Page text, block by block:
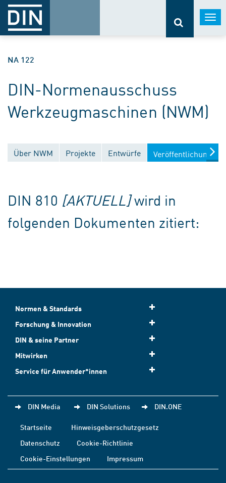
NA 122
DIN-Normenausschuss
Werkzeugmaschinen (NWM)
Über NWM Projekte Entwürfe Veröffentlichungen
DIN 810 [AKTUELL]wird in
folgenden Dokumenten zitiert:
Normen & Standards
Forschung & Innovation
DIN & seine Partner
Mitwirken
Service für Anwender*innen
DIN Media DIN Solutions DIN.ONE
Startseite
Hinweisgeberschutzgesetz
Datenschutz
Cookie-Richtlinie
Cookie-Einstellungen
Impressum